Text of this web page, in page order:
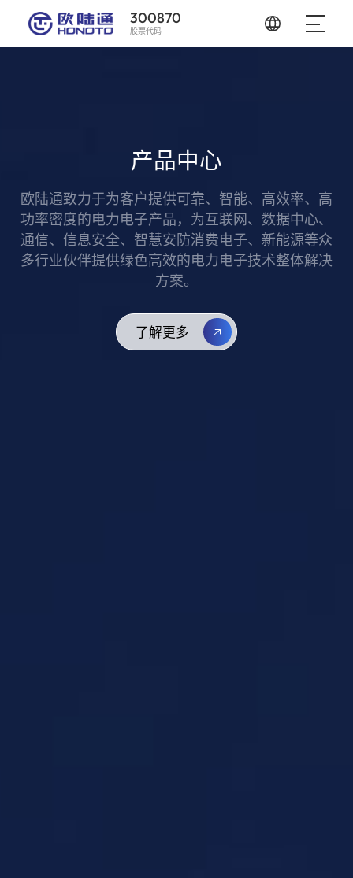
300870
股票代码
了解更多